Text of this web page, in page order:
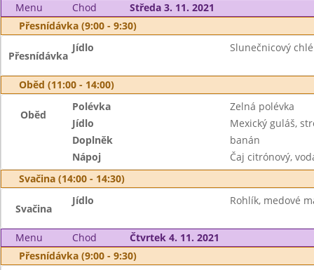
Menu Chod
Středa 3. 11. 2021
Přesnídávka (9:00 - 9:30)
Přesnídávka
Jídlo Slunečnicový
Oběd (11:00 - 14:00)
Oběd
Polévka
Zelná polévka
Jídlo
Mexický guláš,
Doplněk
banán
Nápoj
Čaj citrónový,
Svačina (14:00 - 14:30)
Svačina
Jídlo Rohlík, medové
Menu Chod
Čtvrtek 4. 11. 2021
Přesnídávka (9:00 - 9:30)